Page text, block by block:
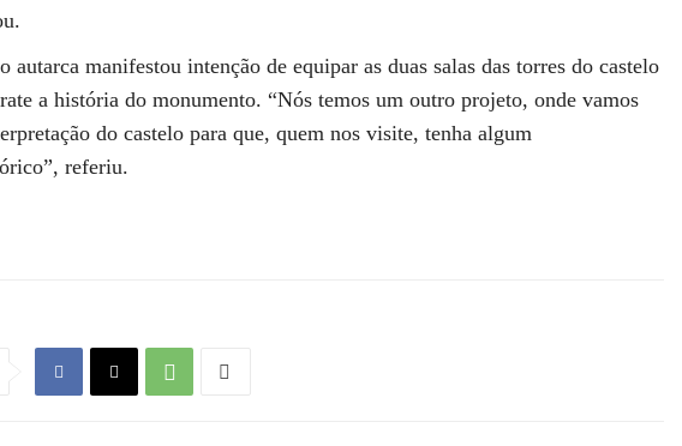
autarca manifestou intenção de equipar as duas salas das torres do castelo
a história do monumento. “Nós temos um outro projeto, onde vamos
do castelo para que, quem nos visite, tenha algum
referiu.